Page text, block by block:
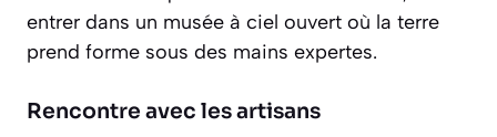
entrer dans un musée à ciel ouvert où la terre
prend forme sous des mains expertes.
Rencontre avec les artisans